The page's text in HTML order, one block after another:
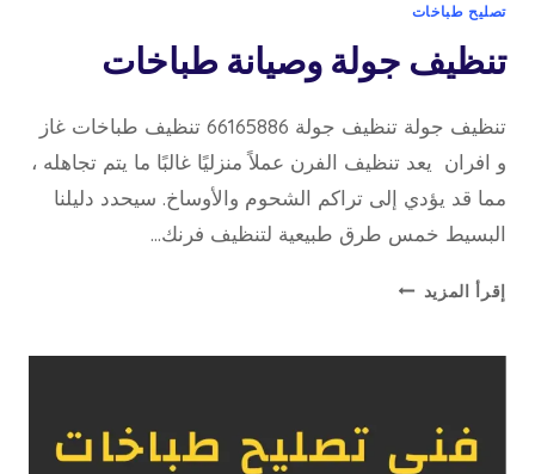
تصليح طباخات
تنظيف جولة وصيانة طباخات
تنظيف جولة تنظيف جولة 66165886 تنظيف طباخات غاز
و افران يعد تنظيف الفرن عملاً منزليًا غالبًا ما يتم تجاهله ،
مما قد يؤدي إلى تراكم الشحوم والأوساخ. سيحدد دليلنا
البسيط خمس طرق طبيعية لتنظيف فرنك…
إقرأ المزيد تنظيف